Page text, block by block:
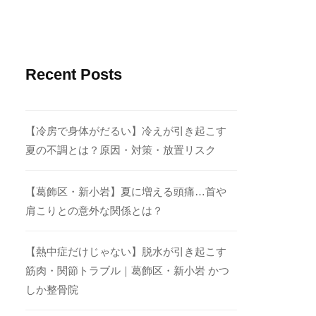
Recent Posts
【冷房で身体がだるい】冷えが引き起こす
夏の不調とは？原因・対策・放置リスク
【葛飾区・新小岩】夏に増える頭痛…首や
肩こりとの意外な関係とは？
【熱中症だけじゃない】脱水が引き起こす
筋肉・関節トラブル｜葛飾区・新小岩 かつ
しか整骨院